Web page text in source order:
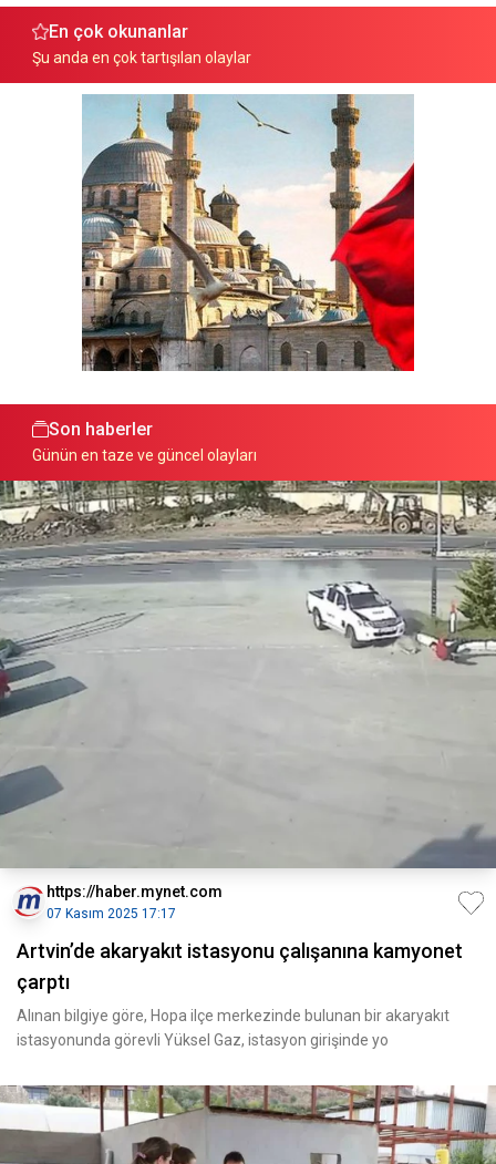
En çok okunanlar
Şu anda en çok tartışılan olaylar
Son haberler
Günün en taze ve güncel olayları
https://haber.mynet.com
07 Kasım 2025 17:17
Artvin’de akaryakıt istasyonu çalışanına kamyonet
çarptı
Alınan bilgiye göre, Hopa ilçe merkezinde bulunan bir akaryakıt
istasyonunda görevli Yüksel Gaz, istasyon girişinde yo